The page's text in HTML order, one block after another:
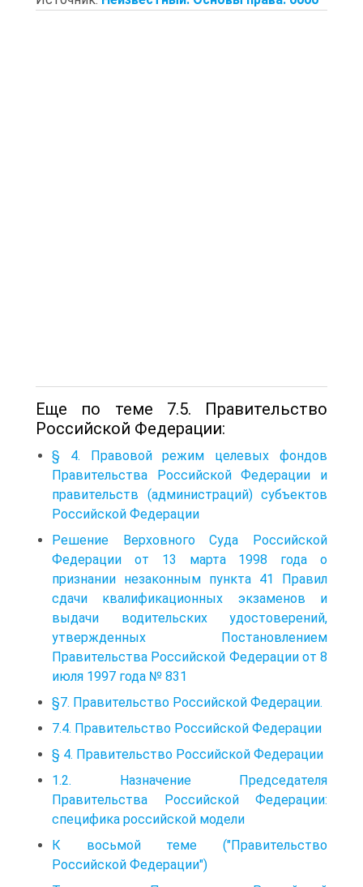
Еще по теме 7.5. Правительство
Российской Федерации:
§ 4. Правовой режим целевых фондов
Правительства Российской Федерации и
правительств (администраций) субъектов
Российской Федерации
Решение Верховного Суда Российской
Федерации от 13 марта 1998 года о
признании незаконным пункта 41 Правил
сдачи квалификационных экзаменов и
выдачи водительских удостоверений,
утвержденных Постановлением
Правительства Российской Федерации от 8
июля 1997 года № 831
§7. Правительство Российской Федерации.
7.4. Правительство Российской Федерации
§ 4. Правительство Российской Федерации
1.2. Назначение Председателя
Правительства Российской Федерации:
специфика российской модели
К восьмой теме ("Правительство
Российской Федерации")